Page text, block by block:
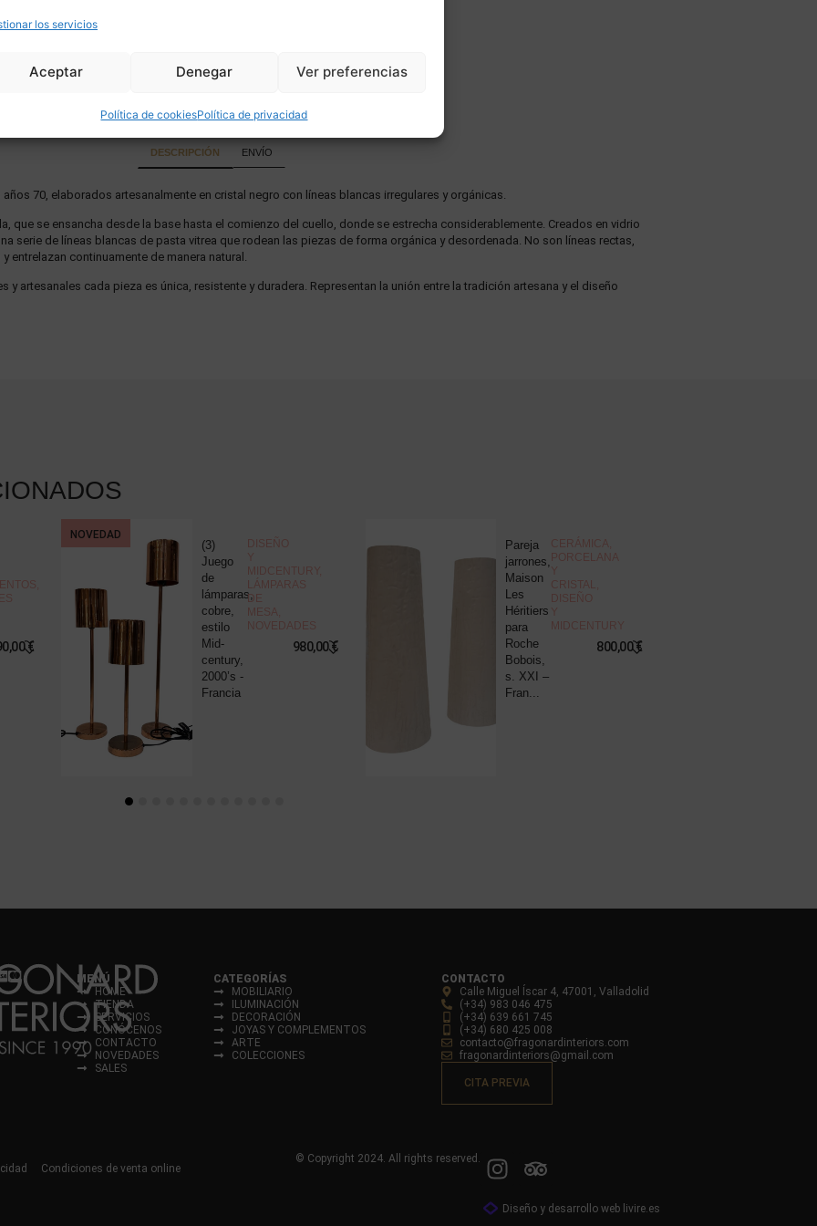
los servicios
Aceptar Denegar Ver preferencias
Política de cookiesPolítica de privacidad
DESCRIPCIÓN ENVÍO
70, elaborados artesanalmente en cristal negro con líneas blancas irregulares y orgánicas.
que se ensancha desde la base hasta el comienzo del cuello, donde se estrecha considerablemente. Creados en vidrio
serie de líneas blancas de pasta vitrea que rodean las piezas de forma orgánica y desordenada. No son líneas rectas,
entrelazan continuamente de manera natural.
artesanales cada pieza es única, resistente y duradera. Representan la unión entre la tradición artesana y el diseño
€
NOVEDAD
(3)
Juego
de
lámparas,
cobre,
estilo
Mid-
century,
2000’s -
Francia
DISEÑO
Y
MIDCENTURY,
LÁMPARAS
DE
MESA
NOVEDADES
980,00€
Pareja
jarrones,
Maison
Les
Héritiers
para
Roche
Bobois,
s. XXI –
Fran...
CERÁMICA,
PORCELANA
Y
CRISTAL
DISEÑO
Y
MIDCENTURY
800,00€
MENÚ
HOME
TIENDA
SERVICIOS
CONÓCENOS
CONTACTO
NOVEDADES
SALES
CATEGORÍAS
MOBILIARIO
ILUMINACIÓN
DECORACIÓN
JOYAS Y COMPLEMENTOS
ARTE
COLECCIONES
CONTACTO
Calle Miguel Íscar 4, 47001, Valladolid
(+34) 983 046 475
(+34) 639 661 745
(+34) 680 425 008
contacto@fragonardinteriors.com
fragonardinteriors@gmail.com
CITA PREVIA
Condiciones de venta online
© Copyright 2024. All rights reserved.
Diseño y desarrollo web livire.es